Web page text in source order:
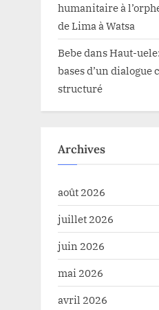
humanitaire à
de Lima à Watsa
BebedansHaut-
bases d’un
structuré
Archives
août 2026
juillet 2026
juin 2026
mai 2026
avril 2026